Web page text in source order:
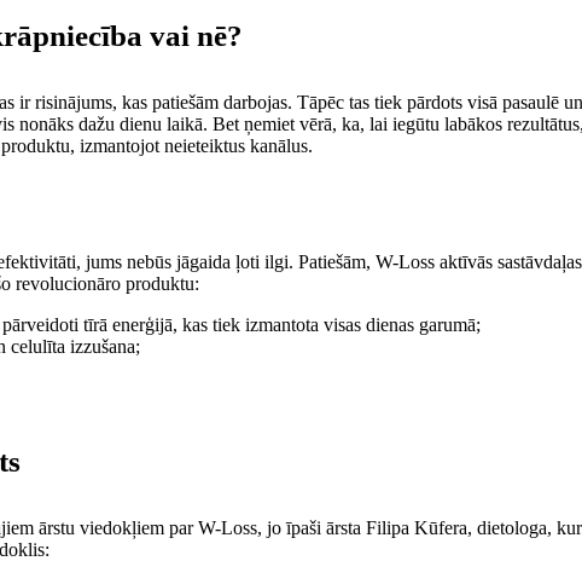
vai nē?
ir risinājums, kas patiešām darbojas. Tāpēc tas tiek pārdots visā
nonāks dažu dienu laikā. Bet ņemiet vērā, ka, lai iegūtu labākos
izmantojot neieteiktus kanālus.
jums nebūs jāgaida ļoti ilgi. Patiešām, W-Loss aktīvās
revolucionāro produktu:
tīrā enerģijā, kas tiek izmantota visas dienas garumā;
celulīta izzušana;
ārstu viedokļiem par W-Loss, jo īpaši ārsta Filipa Kūfera, dietologa,